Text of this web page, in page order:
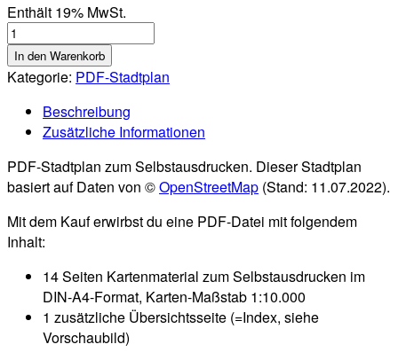
war:
ist:
Enthält 19% MwSt.
Barcelona:
PDF-
Stadtplan
[Digital]
Menge
In den Warenkorb
Kategorie: PDF-Stadtplan
Beschreibung
Zusätzliche Informationen
PDF-Stadtplan zum Selbstausdrucken. Dieser Stadtplan
basiert auf Daten von ©OpenStreetMap (Stand: 11.07.2022).
Mit dem Kauf erwirbst du eine PDF-Datei mit folgendem
Inhalt:
14 Seiten Kartenmaterial zum Selbstausdrucken im
DIN-A4-Format, Karten-Maßstab 1:10.000
1 zusätzliche Übersichtsseite (=Index, siehe
Vorschaubild)